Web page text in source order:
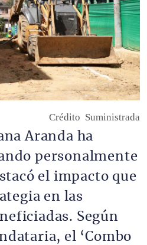
Crédito Suministrada
Aranda ha
personalmente
el impacto que
en las
Según
el ‘Combo